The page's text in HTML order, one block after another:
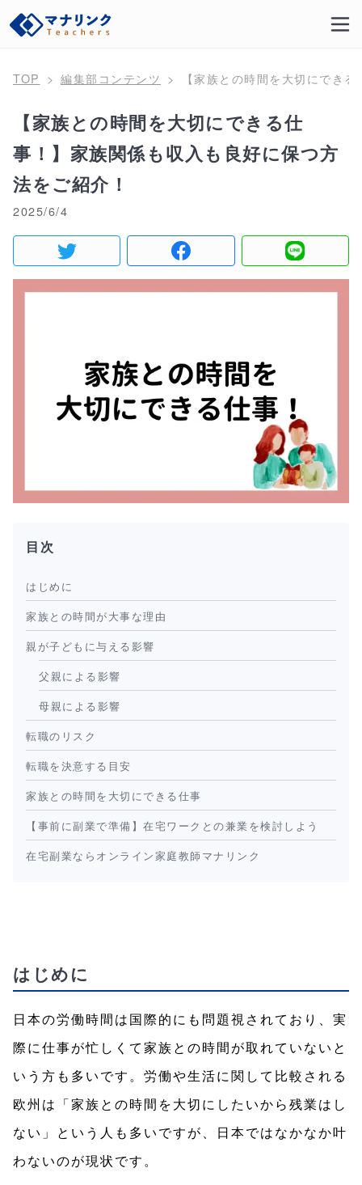
TOP 編集部コンテンツ 【家族との時間を大切にでき
【家族との時間を大切にできる仕
事！】家族関係も収入も良好に保つ方
法をご紹介！
2025/6/4
目次
はじめに
家族との時間が大事な理由
親が子どもに与える影響
父親による影響
母親による影響
転職のリスク
転職を決意する目安
家族との時間を大切にできる仕事
【事前に副業で準備】在宅ワークとの兼業を検討しよう
在宅副業ならオンライン家庭教師マナリンク
はじめに
日本の労働時間は国際的にも問題視されており、実
際に仕事が忙しくて家族との時間が取れていないと
いう方も多いです。労働や生活に関して比較される
欧州は「家族との時間を大切にしたいから残業はし
ない」という人も多いですが、日本ではなかなか叶
わないのが現状です。